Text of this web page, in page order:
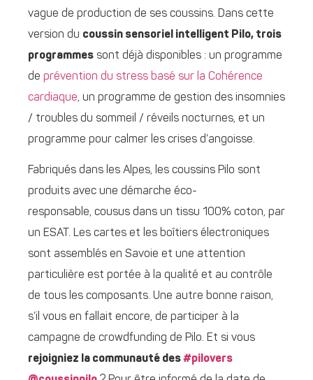
vague de production de ses coussins. Dans cette
version du coussin sensoriel intelligent Pilo, trois
programmes sont déjà disponibles : un programme
de prévention du stress basé sur la Cohérence
cardiaque, un programme de gestion des insomnies
/ troubles du sommeil / réveils nocturnes, et un
programme pour calmer les crises d’angoisse.
Fabriqués dans les Alpes, les coussins Pilo sont
produits avec une démarche éco-
responsable, cousus dans un tissu 100% coton, par
un ESAT. Les cartes et les boîtiers électroniques
sont assemblés en Savoie et une attention
particulière est portée à la qualité et au contrôle
de tous les composants. Une autre bonne raison,
s’il vous en fallait encore, de participer à la
campagne de crowdfunding de Pilo. Et si vous
rejoigniez la communauté des#pilovers